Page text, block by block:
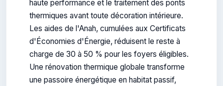
haute performance et le traitement des ponts
thermiques avant toute décoration intérieure.
Les aides de l'Anah, cumulées aux Certificats
d'Économies d'Énergie, réduisent le reste à
charge de 30 à 50 % pour les foyers éligibles.
Une rénovation thermique globale transforme
une passoire énergétique en habitat passif,